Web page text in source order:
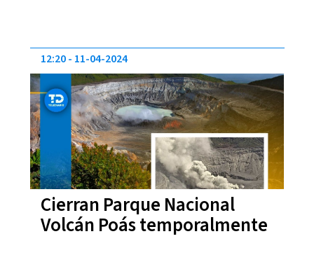
Cierran Parque Nacional
Volcán Poás temporalmente
12:20 11-04-2024